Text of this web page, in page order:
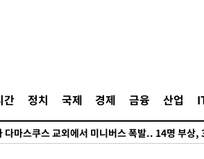
간 정치 국제 경제 금융 산업
수본, '투표율 허위 입력' 중앙·서울·경기도 선관
·달러 환율, 오전 9시 1423.8원
코스닥, 5.95포인트(0.74%) 상승한 807.62개장
다마스쿠스 교외에서 미니버스 폭발.. 14명 부상,